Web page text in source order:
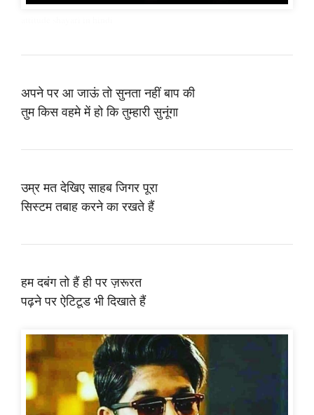
अपने पर आ जाऊं तो सुनता नहीं बाप की
तुम किस वहमे में हो कि तुम्हारी सुनूंगा
उम्र मत देखिए साहब जिगर पूरा
सिस्टम तबाह करने का रखते हैं
हम दबंग तो हैं ही पर ज़रूरत
पढ़ने पर ऐटिटूड भी दिखाते हैं